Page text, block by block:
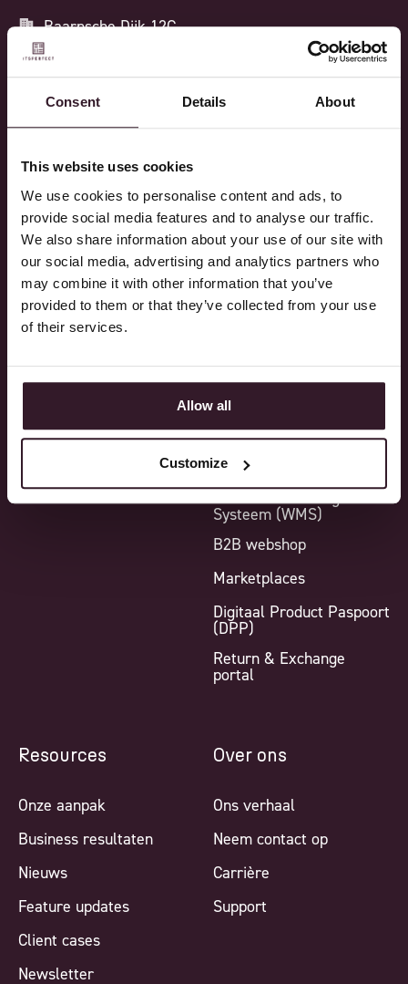
Consent Details About
This website uses cookies
We use cookies to personalise content and ads, to
provide social media features and to analyse our traffic.
We also share information about your use of our site with
our social media, advertising and analytics partners who
may combine it with other information that you’ve
provided to them or that they’ve collected from your use
of their services.
Allow all
Customize
Baarnsche Dijk 12C
3741 LS, Baarn
Nederlands
Processen
Design
Verkoop
Inkoop
Productie
Financieel
Features
Feature overzicht
Core functionality
Additionele modules
Integraties
Point of Sale
Sample Module
Warehouse Management
Systeem (WMS)
B2B webshop
Marketplaces
Digitaal Product Paspoort
(DPP)
Return & Exchange
portal
Resources
Onze aanpak
Business resultaten
Nieuws
Feature updates
Client cases
Newsletter
Over ons
Ons verhaal
Neem contact op
Carrière
Support